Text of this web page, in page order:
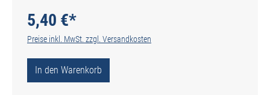
5,40 €*
Preise inkl. MwSt. zzgl. Versandkosten
In den Warenkorb